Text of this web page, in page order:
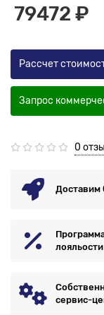
79472 ₽
Рассчет
Запрос
0
Доставим
лояльости
сервис-